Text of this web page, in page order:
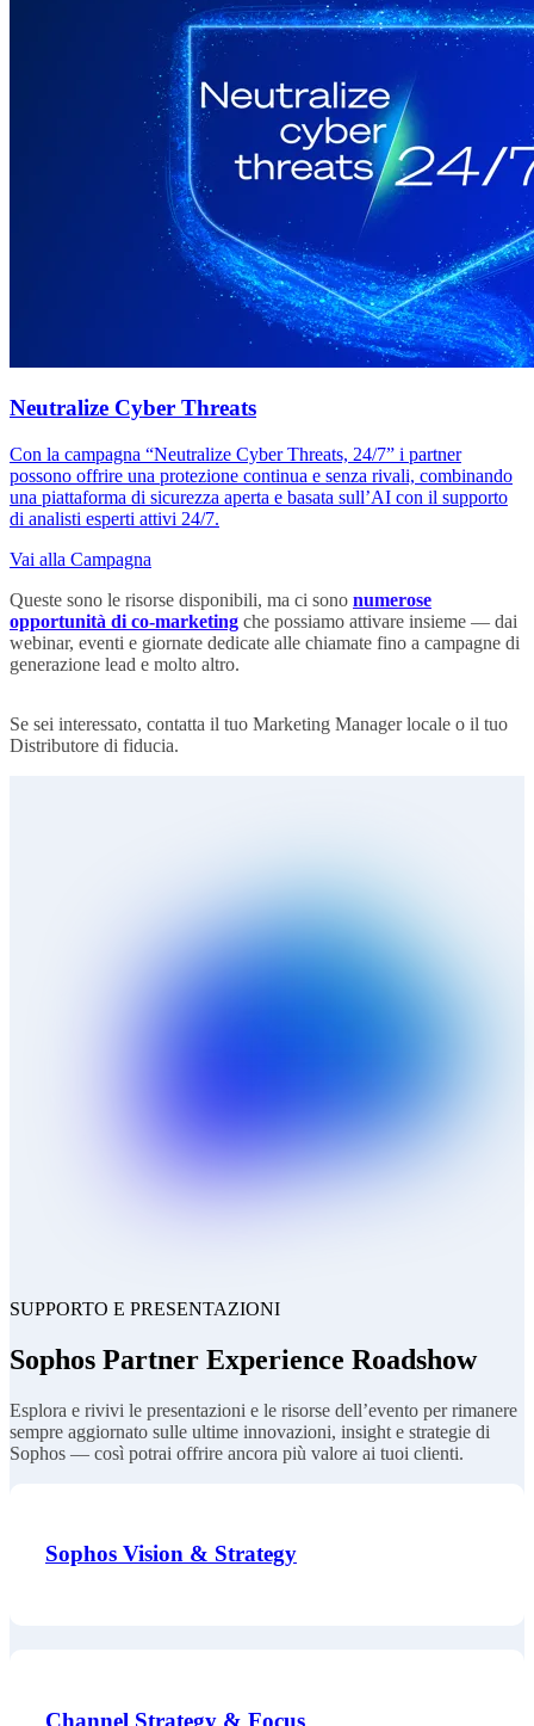
Neutralize Cyber Threats
Con la campagna “Neutralize Cyber Threats, 24/7” i partner
possono offrire una protezione continua e senza rivali, combinando
una piattaforma di sicurezza aperta e basata sull’AI con il supporto
di analisti esperti attivi 24/7.
Vai alla Campagna
Queste sono le risorse disponibili, ma ci sono numerose
opportunità di co-marketing che possiamo attivare insieme — dai
webinar, eventi e giornate dedicate alle chiamate fino a campagne di
generazione lead e molto altro.
Se sei interessato, contatta il tuo Marketing Manager locale o il tuo
Distributore di fiducia.
SUPPORTO E PRESENTAZIONI
Sophos Partner Experience Roadshow
Esplora e rivivi le presentazioni e le risorse dell’evento per rimanere
sempre aggiornato sulle ultime innovazioni, insight e strategie di
Sophos — così potrai offrire ancora più valore ai tuoi clienti.
Sophos Vision & Strategy
Channel Strategy & Focus